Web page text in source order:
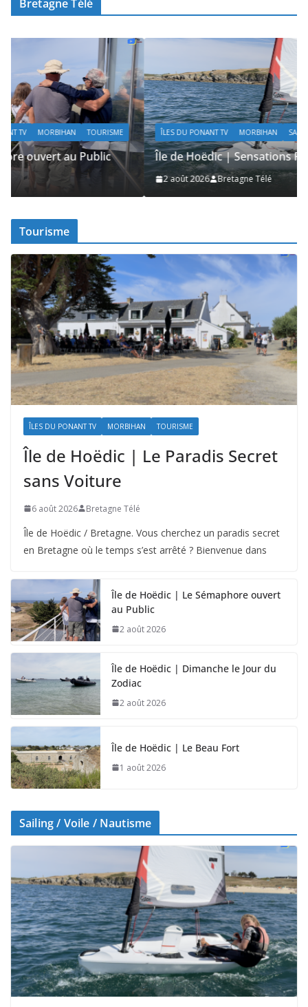
Bretagne Télé
ÎLES DU PONANT TV MORBIHAN SAILING / VOILE / NAUTISME
Île de Hoëdic | Sensations Fortes en Open Skiff
2 août 2026 Bretagne Télé
Tourisme
ÎLES DU PONANT TV MORBIHAN TOURISME
Île de Hoëdic | Le Paradis Secret
sans Voiture
6 août 2026 Bretagne Télé
Île de Hoëdic / Bretagne. Vous cherchez un paradis secret
en Bretagne où le temps s’est arrêté ? Bienvenue dans
Île de Hoëdic | Le Sémaphore ouvert
au Public
2 août 2026
Île de Hoëdic | Dimanche le Jour du
Zodiac
2 août 2026
Île de Hoëdic | Le Beau Fort
1 août 2026
Sailing / Voile / Nautisme